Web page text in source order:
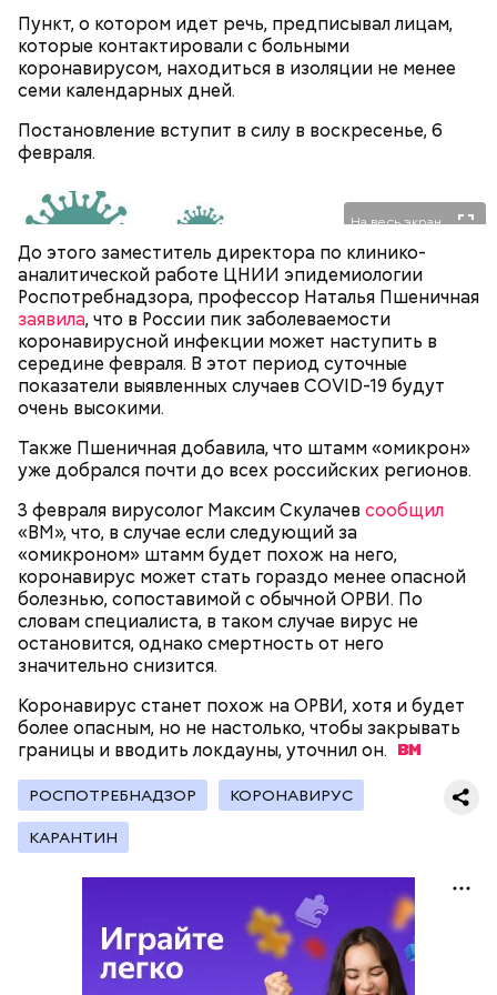
Пункт, о котором идет речь, предписывал лицам,
которые контактировали с больными
коронавирусом, находиться в изоляции не менее
семи календарных дней.
Постановление вступит в силу в воскресенье, 6
февраля.
На весь экран
1/6
До этого заместитель директора по клинико-
аналитической работе ЦНИИ эпидемиологии
Роспотребнадзора, профессор Наталья Пшеничная
заявила, что в России пик заболеваемости
коронавирусной инфекции может наступить в
середине февраля. В этот период суточные
показатели выявленных случаев COVID-19 будут
очень высокими.
Также Пшеничная добавила, что штамм «омикрон»
уже добрался почти до всех российских регионов.
3 февраля вирусолог Максим Скулачев сообщил
«ВМ», что, в случае если следующий за
«омикроном» штамм будет похож на него,
коронавирус может стать гораздо менее опасной
болезнью, сопоставимой с обычной ОРВИ. По
словам специалиста, в таком случае вирус не
остановится, однако смертность от него
значительно снизится.
Коронавирус станет похож на ОРВИ, хотя и будет
более опасным, но не настолько, чтобы закрывать
границы и вводить локдауны, уточнилон.
РОСПОТРЕБНАДЗОР КОРОНАВИРУС
КАРАНТИН
При встрече с шаровой молнией важно не
паниковать, подчеркнул Бычков:
нужно застыть на месте и не двигаться;
не стоит пытаться «поймать» молнию или
потрогать, особенно металлическими
— Может пробить заряд на человека. Нужно вести
себя очень осторожно, будто увидели дикого
зверя, затаиться, — добавил академик.
— Первые двое суток мы постоянно были на ногах.
Каждые два часа ездили делать замеры радиации.
Время от выезда до выезда — на отдых. Работа и
есть работа. Ее надо выполнять, — говорит он.
После получения предельно допустимой дозы
радиации Макеева вывели из 30-километровой
зоны отчуждения, где он до 3 мая проверял на
уровень радиационной зараженности
автотранспорт.
от Припяти. А солдатам очень хотелось увидеть
трансляцию матча. Макеев поехал к секретарю
партийной организации колхоза и попросил
одолжить телевизор.
покровителем путешествующих, а также
оберегает детей и подростков. Многие мамы
провожают своих чад на прогулку, прося святого
Николая присмотреть за ними, сберечь от разных
уличных происшествий. Кроме того, святому
Множество людей совершают паломнические
поездки, чтобы поклониться мощам Святителя
Николая, которые находятся в Италии. 19 декабря
отмечается Никола Зимний, а 22 мая Никола вешний
или летний. Этот день установлен в память об
обретении его мощей.
Молитва Николаю чудотворцу